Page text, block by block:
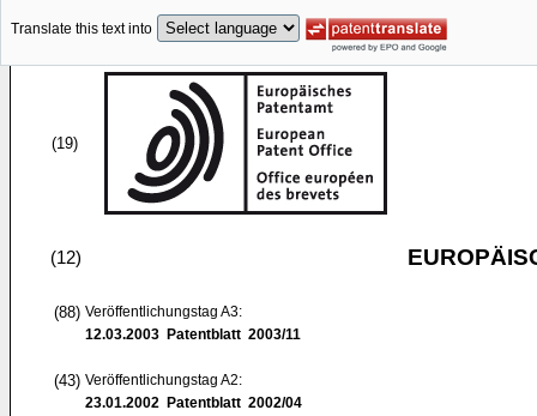
Translate this text into
(19)
(12)
(88) Veröffentlichungstag A3:
12.03.2003 Patentblatt 2003/11
(43) Veröffentlichungstag A2:
23.01.2002 Patentblatt 2002/04